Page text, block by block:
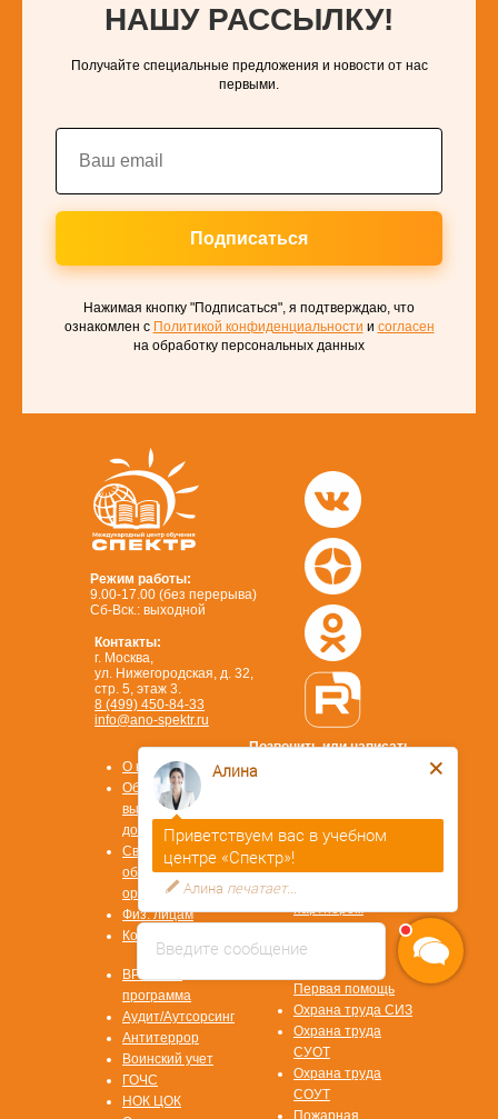
НАШУ РАССЫЛКУ!
Получайте специальные предложения и новости от нас
первыми.
Подписаться
Нажимая кнопку "Подписаться", я подтверждаю, что
ознакомлен с Политикой конфиденциальности и согласен
на обработку персональных данных
Режим работы:
9.00-17.00 (без перерыва)
Сб-Вск.: выходной
Позвонить или написать
8 (930) 932 50 08
Контакты:
г. Москва,
ул. Нижегородская, д. 32,
стр. 5, этаж 3.
8 (499) 450-84-33
info@ano-spektr.ru
партнером
ВОПРОСЫ
ВРМ СОТ
программа
Аудит/Аутсорсинг
Антитеррор
Воинский учет
ГОЧС
НОК ЦОК
Первая помощь
Охрана труда СИЗ
Охрана труда
СУОТ
Охрана труда
СОУТ
О компании
Образцы
выдаваемых
документов
Сведения об
образовательной
организации
Физ. лицам
Контакты
Введите сообщение
Алина
Приветствуем вас в учебном
центре «Спектр»!
Алина печатает...